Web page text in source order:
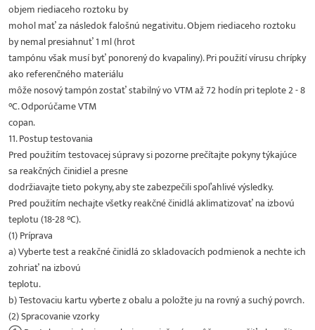
objem riediaceho roztoku by
mohol mať za následok falošnú negativitu. Objem riediaceho roztoku
by nemal presiahnuť 1 ml (hrot
tampónu však musí byť ponorený do kvapaliny). Pri použití vírusu chrípky
ako referenčného materiálu
môže nosový tampón zostať stabilný vo VTM až 72 hodín pri teplote 2 - 8
°C. Odporúčame VTM
copan.
11. Postup testovania
Pred použitím testovacej súpravy si pozorne prečítajte pokyny týkajúce
sa reakčných činidiel a presne
dodržiavajte tieto pokyny, aby ste zabezpečili spoľahlivé výsledky.
Pred použitím nechajte všetky reakčné činidlá aklimatizovať na izbovú
teplotu (18-28 °C).
(1) Príprava
a) Vyberte test a reakčné činidlá zo skladovacích podmienok a nechte ich
zohriať na izbovú
teplotu.
b) Testovaciu kartu vyberte z obalu a položte ju na rovný a suchý povrch.
(2) Spracovanie vzorky